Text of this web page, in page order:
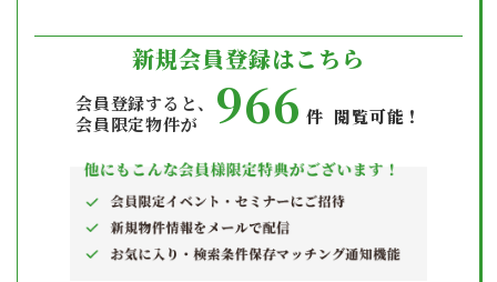
新規会員登録はこちら
会員登録すると、
会員限定物件が
966 件 閲覧可能！